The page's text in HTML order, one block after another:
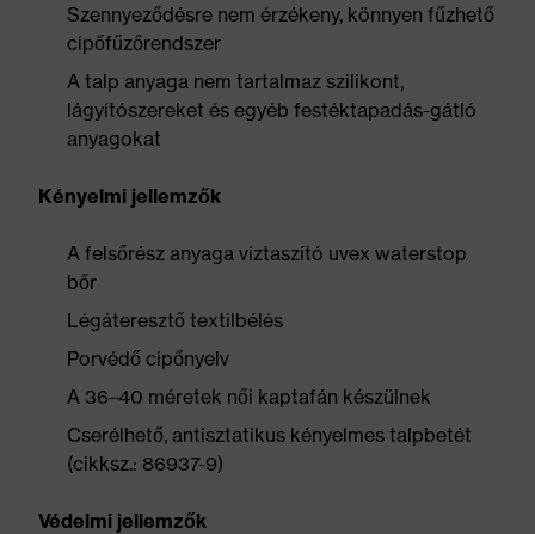
Szennyeződésre nem érzékeny, könnyen fűzhető
cipőfűzőrendszer
A talp anyaga nem tartalmaz szilikont,
lágyítószereket és egyéb festéktapadás-gátló
anyagokat
Kényelmi jellemzők
A felsőrész anyaga víztaszító uvex waterstop
bőr
Légáteresztő textilbélés
Porvédő cipőnyelv
A 36–40 méretek női kaptafán készülnek
Cserélhető, antisztatikus kényelmes talpbetét
(cikksz.: 86937-9)
Védelmi jellemzők